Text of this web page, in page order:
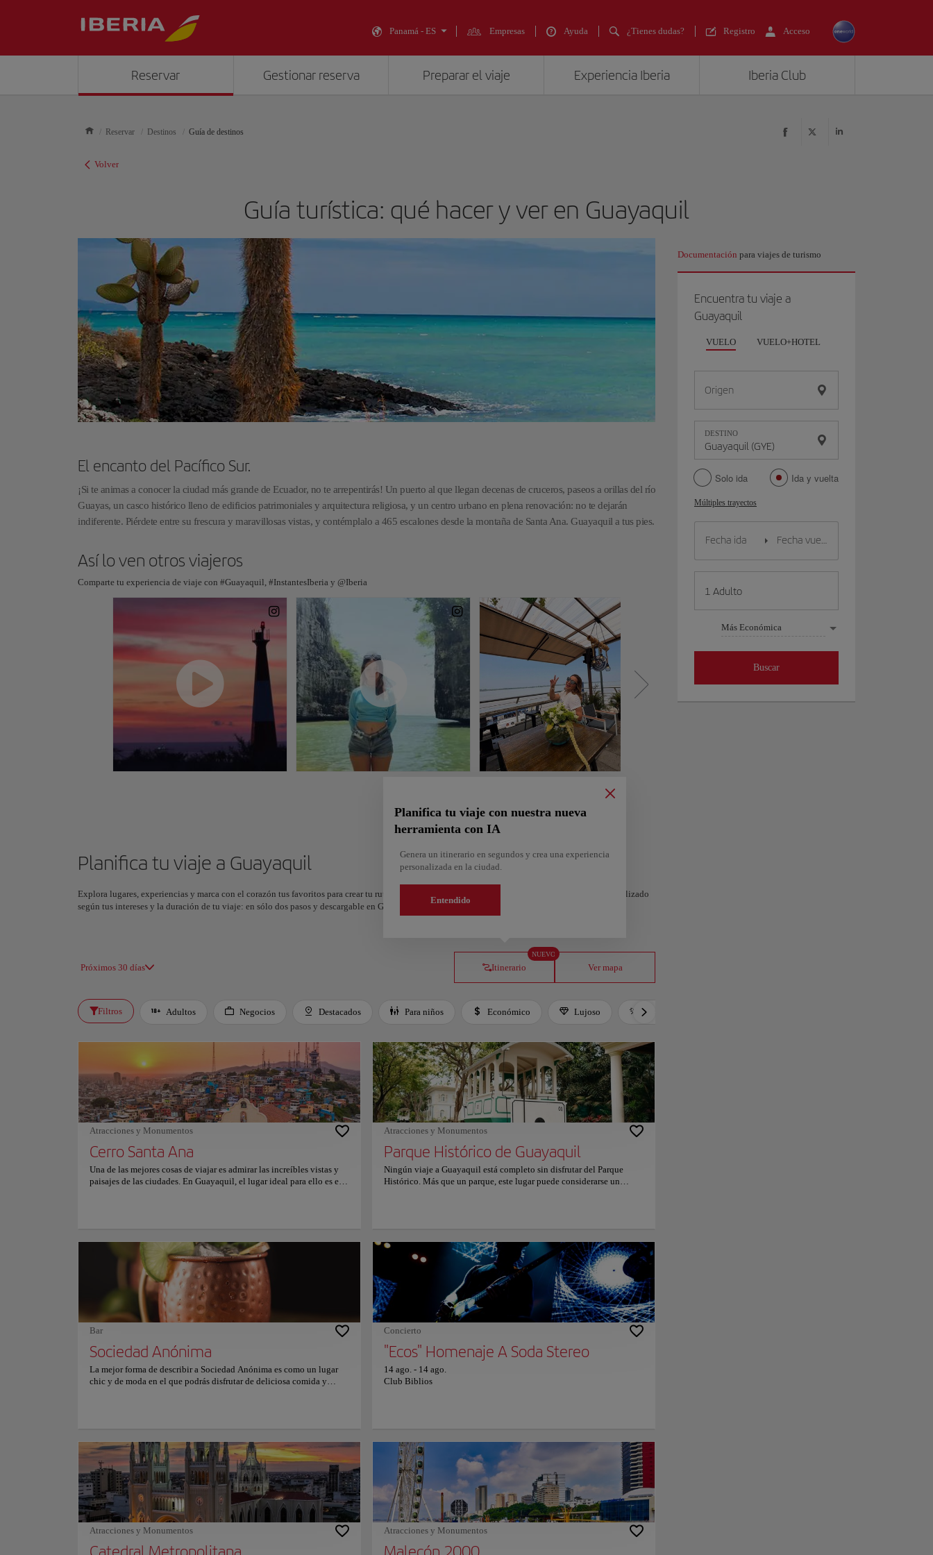
Panamá - ES Empresas Ayuda ¿Tienes dudas? Registro Acceso
Reservar Gestionar reserva Preparar el viaje Experiencia Iberia Iberia Club
Reservar Destinos Guía de destinos
Volver
Guía turística: qué hacer y ver en Guayaquil
El encanto del Pacífico Sur.
¡Si te animas a conocer la ciudad más grande de Ecuador, no te arrepentirás! Un puerto al que llegan decenas de cruceros, paseos a orillas del río
Guayas, un casco histórico lleno de edificios patrimoniales y arquitectura religiosa, y un centro urbano en plena renovación: no te dejarán
indiferente. Piérdete entre su frescura y maravillosas vistas, y contémplalo a 465 escalones desde la montaña de Santa Ana. Guayaquil a tus pies.
Así lo ven otros viajeros
Comparte tu experiencia de viaje con #Guayaquil, #InstantesIberia y @Iberia
Planifica tu viaje a Guayaquil
Explora lugares, experiencias y marca con el corazón tus favoritos para crear tu ruta y compartirla. ¿Quieres más ideas? Obtén un itinerario personalizado
según tus intereses y la duración de tu viaje: en sólo dos pasos y descargable en Google Maps.
Próximos 30 días Itinerario
NUEVO
Planifica tu viaje con nuestra nueva
herramienta con IA
Genera un itinerario en segundos y crea una experiencia
personalizada en la ciudad.
Entendido
Ver mapa
Filtros Adultos Negocios Destacados Para niños Económico Lujoso Activo
Atracciones y Monumentos
Cerro Santa Ana
Una de las mejores cosas de viajar es admirar las increíbles vistas y
paisajes de las ciudades. En Guayaquil, el lugar ideal para ello es el
tiendas de artesanía y zonas verdes le acompañarán a lo largo del
camino. Por la noche, se transforma en un vibrante centro nocturno
con música en directo y artistas callejeros. El Cerro Santa Ana es una
auténtica joya de Guayaquil y una visita obligada que ofrece una
mezcla única de historia, cultura y belleza natural.
Atracciones y Monumentos
Parque Histórico de Guayaquil
Ningún viaje a Guayaquil está completo sin disfrutar del Parque
Histórico. Más que un parque, este lugar puede considerarse un
sólo se limita a la historia del país, sino que también cuenta con una
zona de vida silvestre para maravillarse con la naturaleza del país. La
mezcla de naturaleza e increíbles casas coloniales hacen del Parque
Histórico una visita única de Guayaquil. Tómate todo el tiempo que
necesites para pasear, admirar todas las joyas que forman parte de este
increíble lugar y sumergirte en la historia y el mundo natural de
Ecuador. Para más información sobre horarios y precios, consulte su
sitio web oficial.
Bar
Sociedad Anónima
La mejor forma de describir a Sociedad Anónima es como un lugar
chic y de moda en el que podrás disfrutar de deliciosa comida y
comida, Sociedad Anónima también ofrece una gama de cócteles y
vinos elaborados por expertos, perfectos para maridar con su comida
o disfrutarlos solos. La decoración del restaurante es moderna y
acogedora, con un diseño elegante y minimalista perfecto para una
noche a la última. Si buscas un lugar que combine comida, bebida y
diversión de calidad no esperes más, visita Sociedad Anónima y
pasarás un rato memorable. Para más información sobre horarios y
precios, consulte su sitio web oficial.
Concierto
"Ecos" Homenaje A Soda Stereo
14 ago. - 14 ago.
Club Biblios
Atracciones y Monumentos Atracciones y Monumentos
Documentación para viajes de turismo
Encuentra tu viaje a
Guayaquil
VUELO VUELO+HOTEL
Origen
DESTINO
Solo ida Ida y vuelta
Múltiples trayectos
Más Económica
Buscar